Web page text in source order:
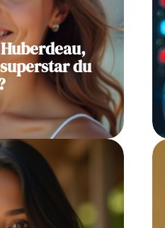
du